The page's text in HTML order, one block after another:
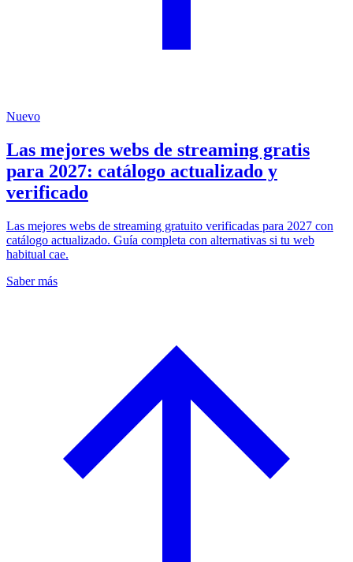
Nuevo
Las mejores webs de streaming gratis
para 2027: catálogo actualizado y
verificado
Las mejores webs de streaming gratuito verificadas para 2027 con
catálogo actualizado. Guía completa con alternativas si tu web
habitual cae.
Saber más